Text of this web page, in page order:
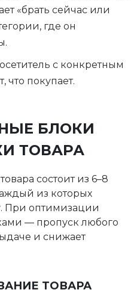
«брать сейчас или
где он
с конкретным
что покупает.
БЛОКИ
ТОВАРА
состоит из 6–8
из которых
При оптимизации
— пропуск любого
и снижает
ТОВАРА